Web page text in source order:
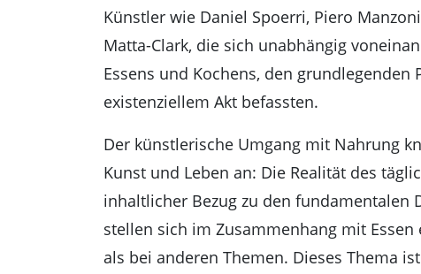
Künstler wie Daniel Spoerri, Piero
Matta-Clark, die sich unabhängig
Essens und Kochens, den
existenziellem Akt befassten.
Der künstlerische Umgang mit Nahrung
Kunst und Leben an: Die Realität des
inhaltlicher Bezug zu den fundamentalen
stellen sich im Zusammenhang mit
als bei anderen Themen. Dieses Thema